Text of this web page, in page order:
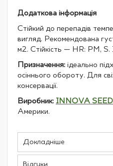
Додаткова інформація
Стійкий до перепадів
вигляд. Рекомендована
м2. Стійкість — HR: PM,
Призначення: ідеально
осіннього обороту. Для
консервації.
Виробник: INNOVA
Америки.
Докладніше